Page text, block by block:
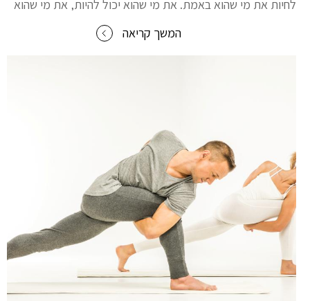
לחיות את מי שהוא באמת. את מי שהוא יכול להיות, את מי שהוא
המשך קריאה